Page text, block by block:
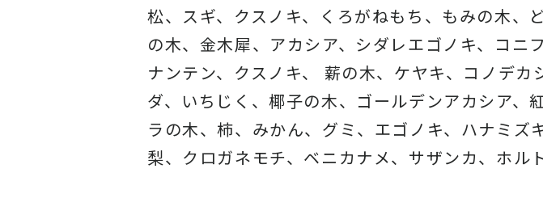
松、スギ、クスノキ、くろがねもち、もみの木、
の木、金木犀、アカシア、シダレエゴノキ、コニ
ナンテン、クスノキ、 薪の木、ケヤキ、コノデ
ダ、いちじく、椰子の木、ゴールデンアカシア、
ラの木、柿、みかん、グミ、エゴノキ、ハナミ
梨、クロガネモチ、ベニカナメ、サザンカ、ホル